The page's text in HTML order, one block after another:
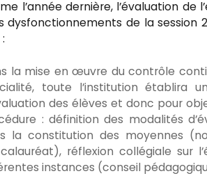
l’année dernière, l’évaluation
dysfonctionnements de la
la mise en œuvre du contrôle
toute l’institution établira
des élèves et donc pour
: définition des modalités
la constitution des moyennes
réflexion collégiale sur
instances (conseil